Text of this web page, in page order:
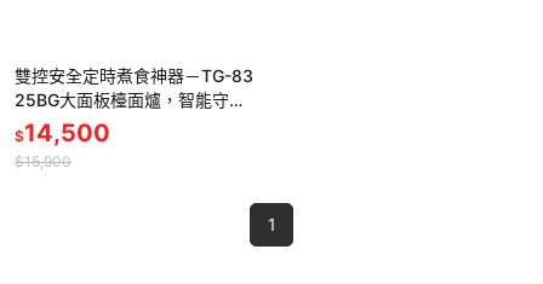
雙控安全定時煮食神器－TG-83
25BG大面板檯面爐，智能守護
您的廚房安全！－－－-含基本
標準安裝
$14,500
$15,900
1